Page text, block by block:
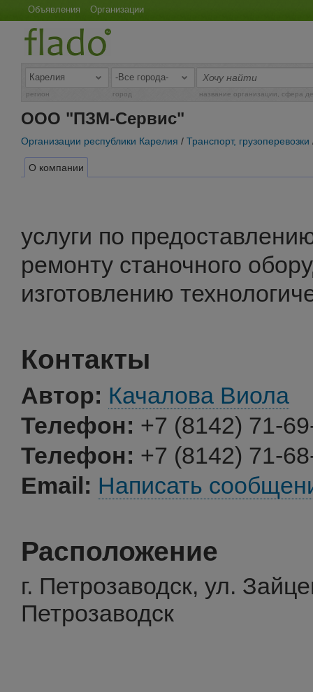
Объявления Организации
регион город название организации, сфера
ООО "ПЗМ-Сервис"
Организации республики Карелия / Транспорт, грузоперевозки
О компании
услуги по
ремонту станочного
изготовлению
Контакты
Автор: Качалова Виола
Телефон: +7 (8142) 71-
Телефон: +7 (8142) 71-
Email: Написать
Расположение
г. Петрозаводск, ул.
Петрозаводск